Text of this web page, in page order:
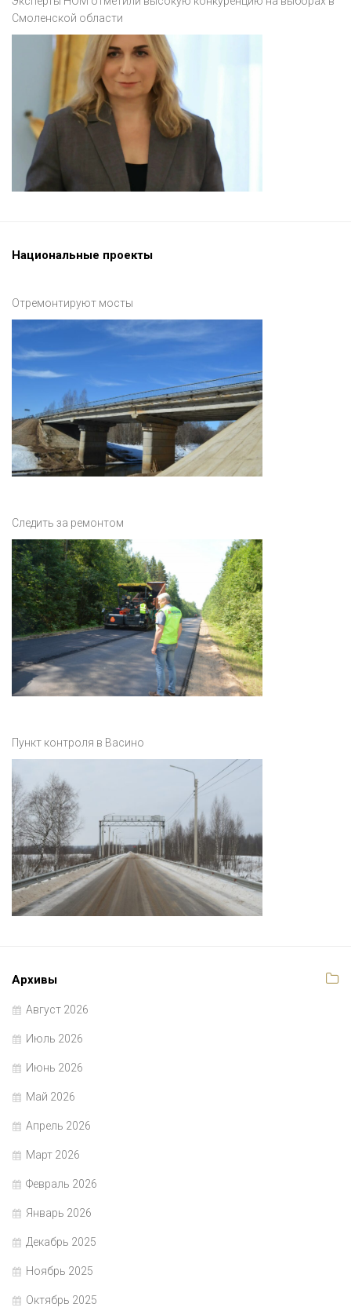
Смоленской области
Национальные проекты
Отремонтируют мосты
Следить за ремонтом
Пункт контроля в Васино
Архивы
Август 2026
Июль 2026
Июнь 2026
Май 2026
Апрель 2026
Март 2026
Февраль 2026
Январь 2026
Декабрь 2025
Ноябрь 2025
Октябрь 2025